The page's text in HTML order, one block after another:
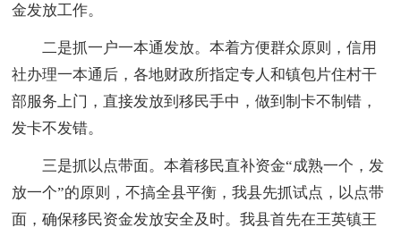
金发放工作。
二是抓一户一本通发放。本着方便群众原则，信用
社办理一本通后，各地财政所指定专人和镇包片住村干
部服务上门，直接发放到移民手中，做到制卡不制错，
发卡不发错。
三是抓以点带面。本着移民直补资金“成熟一个，发
放一个”的原则，不搞全县平衡，我县先抓试点，以点带
面，确保移民资金发放安全及时。我县首先在王英镇王